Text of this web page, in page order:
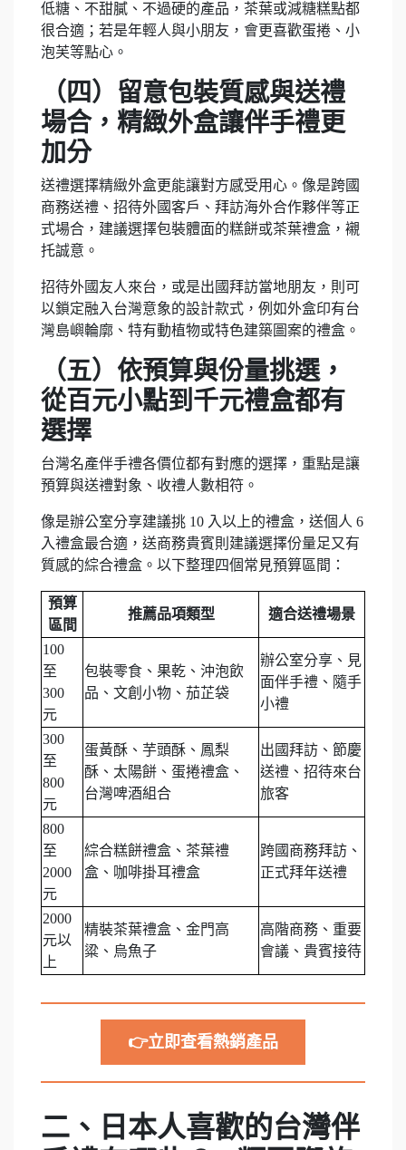
低糖、不甜膩、不過硬的產品，茶葉或減糖糕點都
很合適；若是年輕人與小朋友，會更喜歡蛋捲、小
泡芙等點心。
（四）留意包裝質感與送禮
場合，精緻外盒讓伴手禮更
加分
送禮選擇精緻外盒更能讓對方感受用心。像是跨國
商務送禮、招待外國客戶、拜訪海外合作夥伴等正
式場合，建議選擇包裝體面的糕餅或茶葉禮盒，襯
托誠意。
招待外國友人來台，或是出國拜訪當地朋友，則可
以鎖定融入台灣意象的設計款式，例如外盒印有台
灣島嶼輪廓、特有動植物或特色建築圖案的禮盒。
（五）依預算與份量挑選，
從百元小點到千元禮盒都有
選擇
台灣名產伴手禮各價位都有對應的選擇，重點是讓
預算與送禮對象、收禮人數相符。
像是辦公室分享建議挑 10 入以上的禮盒，送個人 6
入禮盒最合適，送商務貴賓則建議選擇份量足又有
質感的綜合禮盒。以下整理四個常見預算區間：
預算
區間
推薦品項類型 適合送禮場景
100
至
300
元
包裝零食、果乾、沖泡飲
品、文創小物、茄芷袋
辦公室分享、見
面伴手禮、隨手
小禮
300
至
800
元
蛋黃酥、芋頭酥、鳳梨
酥、太陽餅、蛋捲禮盒、
台灣啤酒組合
出國拜訪、節慶
送禮、招待來台
旅客
800
至
2000
元
綜合糕餅禮盒、茶葉禮
盒、咖啡掛耳禮盒
跨國商務拜訪、
正式拜年送禮
2000
元以
上
精裝茶葉禮盒、金門高
粱、烏魚子
高階商務、重要
會議、貴賓接待
👉立即查看熱銷產品
二、日本人喜歡的台灣伴